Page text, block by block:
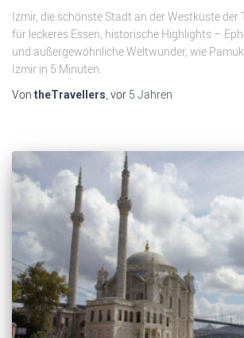
Izmir, die schönste Stadt an der Westküste der
für leckeres Essen, historische Highlights –
und außergewöhnliche Weltwunder, wie
Izmir in 5 Minuten.
Von theTravellers , vor 5 Jahren